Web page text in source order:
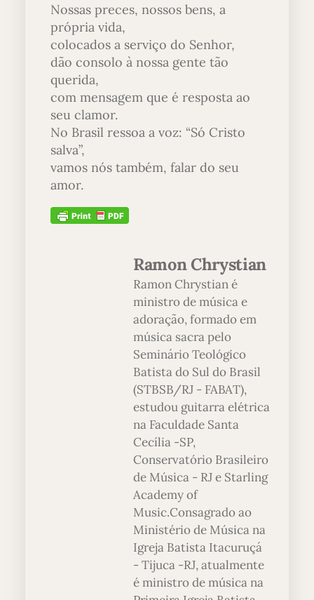
Nossas preces, nossos bens, a
própria vida,
colocados a serviço do Senhor,
dão consolo à nossa gente tão
querida,
com mensagem que é resposta ao
seu clamor.
No Brasil ressoa a voz: “Só Cristo
salva”,
vamos nós também, falar do seu
amor.
Ramon Chrystian
Ramon Chrystian é
ministro de música e
adoração, formado em
música sacra pelo
Seminário Teológico
Batista do Sul do Brasil
(STBSB/RJ - FABAT),
estudou guitarra elétrica
na Faculdade Santa
Cecília -SP,
Conservatório Brasileiro
de Música - RJ e Starling
Academy of
Music.Consagrado ao
Ministério de Música na
Igreja Batista Itacuruçá
- Tijuca -RJ, atualmente
é ministro de música na